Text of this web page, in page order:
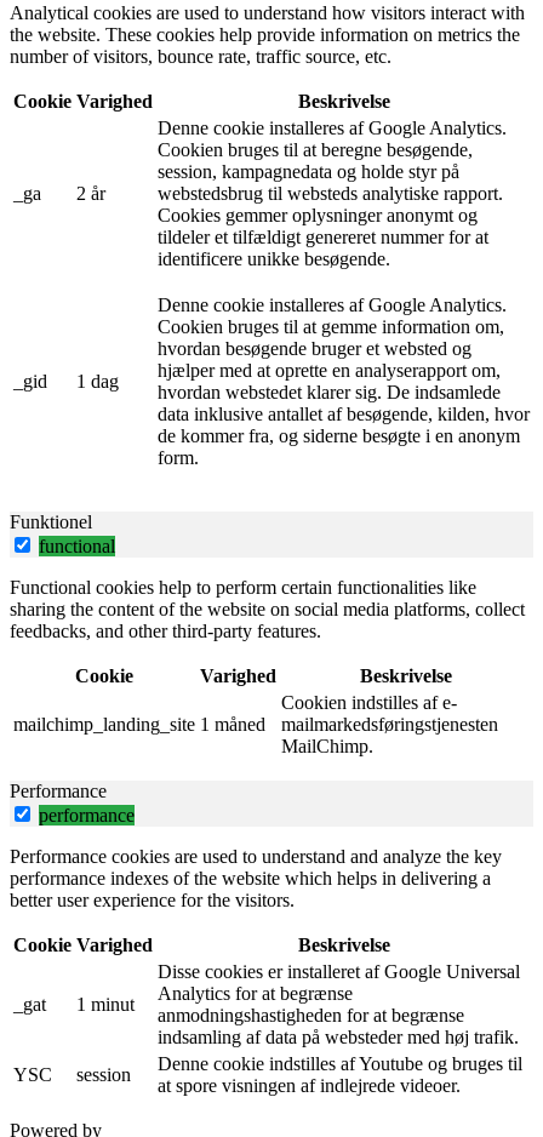
Analytical cookies are used to understand how visitors interact with
the website. These cookies help provide information on metrics the
number of visitors, bounce rate, traffic source, etc.
Cookie Varighed Beskrivelse
_ga 2 år
Denne cookie installeres af Google Analytics.
Cookien bruges til at beregne besøgende,
session, kampagnedata og holde styr på
webstedsbrug til websteds analytiske rapport.
Cookies gemmer oplysninger anonymt og
tildeler et tilfældigt genereret nummer for at
identificere unikke besøgende.
_gid 1 dag
Denne cookie installeres af Google Analytics.
Cookien bruges til at gemme information om,
hvordan besøgende bruger et websted og
hjælper med at oprette en analyserapport om,
hvordan webstedet klarer sig. De indsamlede
data inklusive antallet af besøgende, kilden, hvor
de kommer fra, og siderne besøgte i en anonym
form.
Funktionel
functional
Functional cookies help to perform certain functionalities like
sharing the content of the website on social media platforms, collect
feedbacks, and other third-party features.
Cookie Varighed Beskrivelse
mailchimp_landing_site 1 måned
Cookien indstilles af e-
mailmarkedsføringstjenesten
MailChimp.
Performance
performance
Performance cookies are used to understand and analyze the key
performance indexes of the website which helps in delivering a
better user experience for the visitors.
Cookie Varighed Beskrivelse
_gat 1 minut
Disse cookies er installeret af Google Universal
Analytics for at begrænse
anmodningshastigheden for at begrænse
indsamling af data på websteder med høj trafik.
YSC
session
Denne cookie indstilles af Youtube og bruges til
at spore visningen af ​​indlejrede videoer.
Powered by